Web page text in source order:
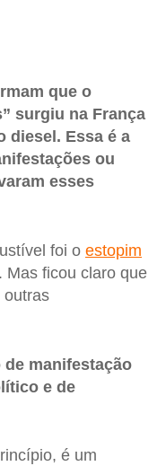
que o
surgiu na França
diesel. Essa é a
ou
esses
foi o estopim
. Mas ficou claro que
outras
de manifestação
e de
é um